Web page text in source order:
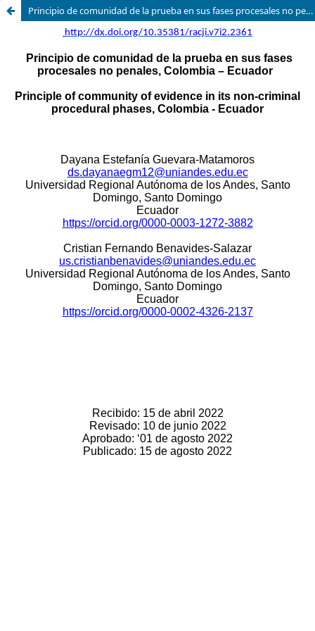
Principio de comunidad de la prueba en sus fases procesales no penales, Colombia – Ecuador